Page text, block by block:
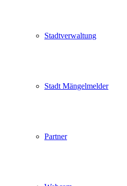
Stadtverwaltung
Stadt Mängelmelder
Partner